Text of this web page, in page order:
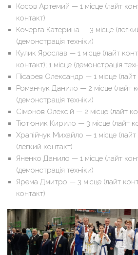
Косов Артемий — 1 місце (лайт
контакт)
Кочерга Катерина — 3 місце
(демонстрація техніки)
Кулик Ярослав — 1 місце (лайт
контакт); 1 місце (демонстрація
Пісарев Олександр — 1 місце (лайт
Романчук Данило — 2 місце (лайт
(демонстрація техніки)
Сімонов Олексій — 2 місце (лайт
Тютюник Кирило — 3 місце (лайт
Храпійчук Михайло — 1 місце (лайт
(легкий контакт)
Яненко Данило — 1 місце (лайт
(демонстрація техніки)
Ярема Дмитро — 3 місце (лайт
контакт)